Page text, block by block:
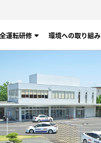
運転研修 環境への取り組み